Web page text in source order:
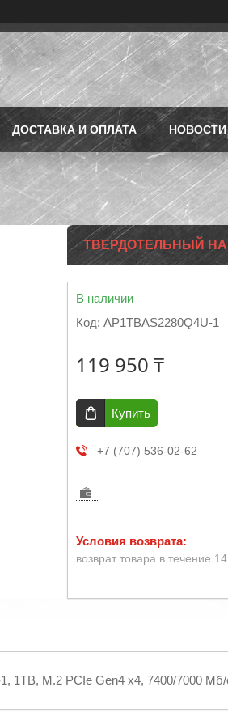
ДОСТАВКА И ОПЛАТА НОВОСТИ
ТВЕРДОТЕЛЬНЫЙ
В наличии
Код: AP1TBAS2280Q4U-1
119 950 ₸
Купить
+7 (707) 536-02-62
возврат товара в течение
1TB, M.2 PCIe Gen4 x4, 7400/7000 Мб/